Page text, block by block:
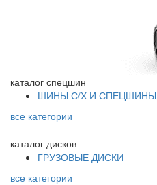
каталог спецшин
ШИНЫ С/Х И СПЕЦШИНЫ
все категории
каталог дисков
ГРУЗОВЫЕ ДИСКИ
все категории